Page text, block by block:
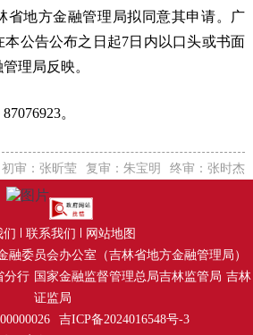
省地方金融管理局拟同意其申请。广
本公告公布之日起7日内以口头或书面
理局反映。
。
初审：张昕莹 复审：朱宝明 终审：张时杰
们 联系我们
网站地图
融委员会办公室（吉林省地方金融管理局）
分行 国家金融监督管理总局吉林监管局 吉林
证监局
吉ICP备2024016548号-3